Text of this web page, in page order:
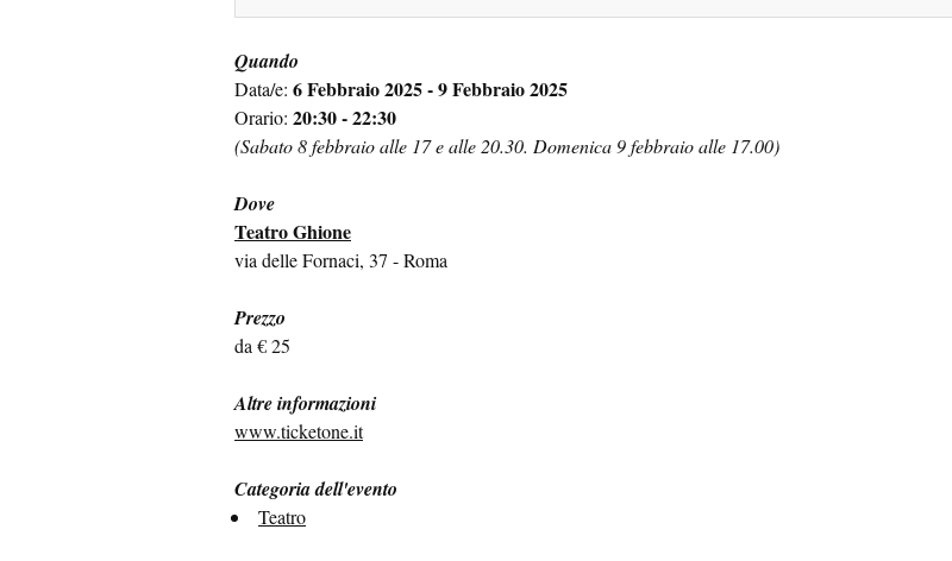
Quando
Data/e: 6 Febbraio 2025 - 9 Febbraio 2025
Orario: 20:30 - 22:30
(Sabato 8 febbraio alle 17 e alle 20.30. Domenica 9 febbraio alle 17.00)
Dove
Teatro Ghione
via delle Fornaci, 37 - Roma
Prezzo
da € 25
Altre informazioni
www.ticketone.it
Categoria dell'evento
Teatro